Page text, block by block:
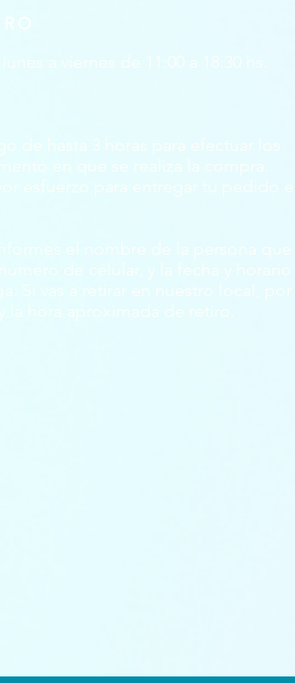
a viernes de 11:00 a 18:30 hs.
de hasta 3 horas para efectuar los
en que se realiza la compra.
esfuerzo para entregar tu pedido en
el nombre de la persona que
de celular, y la fecha y horario
Si vas a retirar en nuestro local, por
la hora aproximada de retiro.